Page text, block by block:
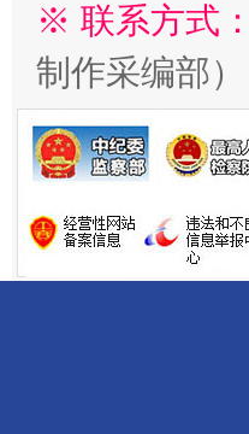
※ 联系方式：
制作采编部）